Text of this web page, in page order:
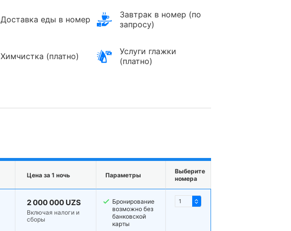
Доставка еды в номер
Завтрак в номер (по
запросу)
Химчистка (платно)
Услуги глажки
(платно)
Цена за 1 ночь Параметры
Выберите
номера
2 000 000 UZS
Включая налоги и
сборы
Бронирование
возможно без
банковской
карты